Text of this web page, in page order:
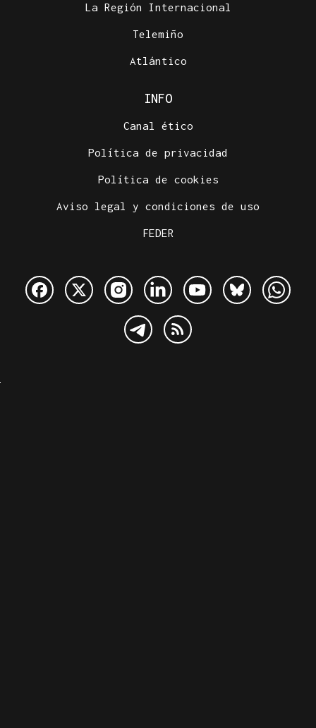
La Región Internacional
Telemiño
Atlántico
INFO
Canal ético
Política de privacidad
Política de cookies
Aviso legal y condiciones de uso
FEDER